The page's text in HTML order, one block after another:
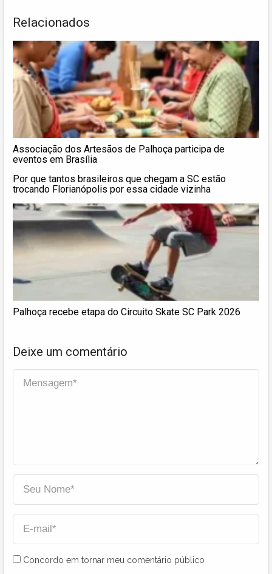
Relacionados
Associação dos Artesãos de Palhoça participa de
eventos em Brasília
Por que tantos brasileiros que chegam a SC estão
trocando Florianópolis por essa cidade vizinha
Palhoça recebe etapa do Circuito Skate SC Park 2026
Deixe um comentário
Concordo em tornar meu comentário público